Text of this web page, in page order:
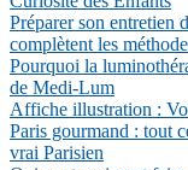
Préparer son entretien
complètent les
Pourquoi la
de Medi-Lum
Affiche illustration :
Paris gourmand : tout
vrai Parisien